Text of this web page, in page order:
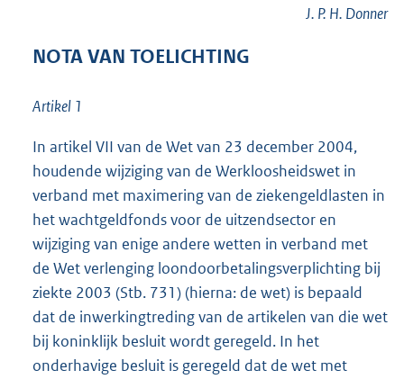
J. P. H. Donner
NOTA VAN TOELICHTING
Artikel 1
In artikel VII van de Wet van 23 december 2004,
houdende wijziging van de Werkloosheidswet in
verband met maximering van de ziekengeldlasten in
het wachtgeldfonds voor de uitzendsector en
wijziging van enige andere wetten in verband met
de Wet verlenging loondoorbetalingsverplichting bij
ziekte 2003 (Stb. 731) (hierna: de wet) is bepaald
dat de inwerkingtreding van de artikelen van die wet
bij koninklijk besluit wordt geregeld. In het
onderhavige besluit is geregeld dat de wet met